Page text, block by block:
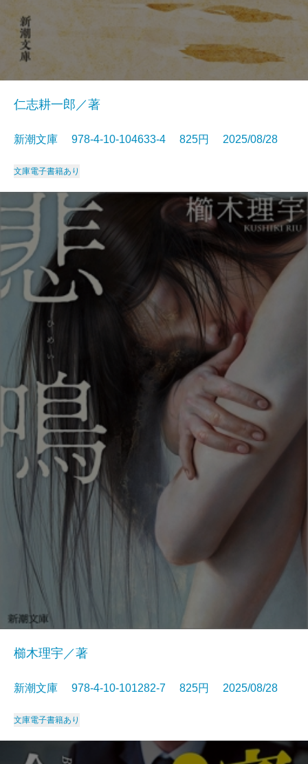
仁志耕一郎／著
新潮文庫 978-4-10-104633-4 825円 2025/08/28
文庫電子書籍あり
櫛木理宇／著
新潮文庫 978-4-10-101282-7 825円 2025/08/28
文庫電子書籍あり